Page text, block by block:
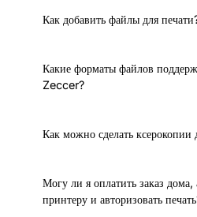
Как добавить файлы для
Какие форматы файлов
Zeccer?
Как можно сделать ксерокопии
Могу ли я оплатить заказ
принтеру и авторизовать